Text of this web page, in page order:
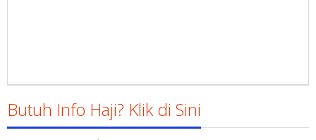
Butuh Info Haji? Klik di Sini